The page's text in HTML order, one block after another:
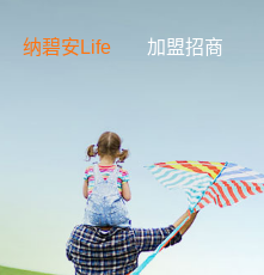
纳碧安Life 加盟招商